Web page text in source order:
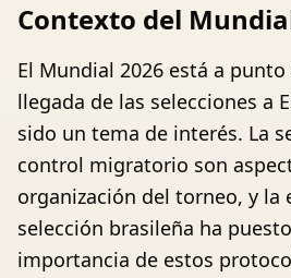
Contexto del
El Mundial 2026 está a punto
llegada de las selecciones a
sido un tema de interés. La
control migratorio son
organización del torneo, y la
selección brasileña ha
importancia de estos